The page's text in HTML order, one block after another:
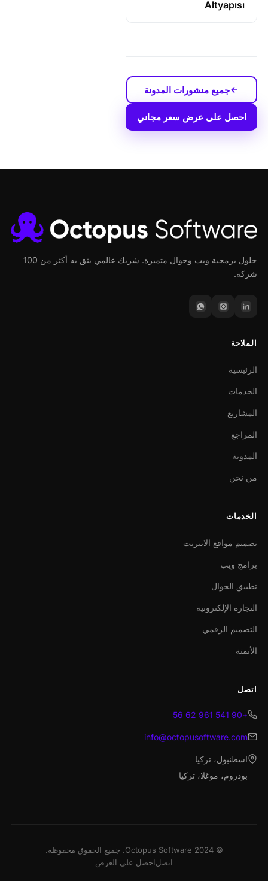
Altyapısı
جميع منشورات المدونة
احصل على عرض سعر مجاني
حلول برمجية ويب وجوال متميزة. شريك عالمي يثق به أكثر من 100
شركة.
الملاحة
الرئيسية
الخدمات
المشاريع
المراجع
المدونة
من نحن
الخدمات
تصميم مواقع الانترنت
برامج ويب
تطبيق الجوال
التجارة الإلكترونية
التصميم الرقمي
الأتمتة
اتصل
+90 541 961 62 56
info@octopusoftware.com
اسطنبول، تركيا
بودروم، موغلا، تركيا
© 2024 Octopus Software. جميع الحقوق محفوظة.
اتصلاحصل على العرض